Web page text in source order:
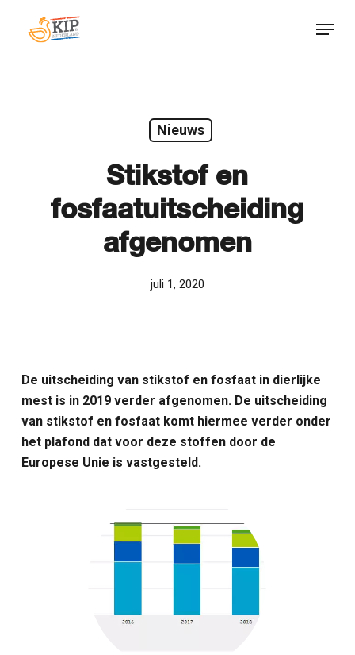
Menu
Nieuws
Stikstof en
fosfaatuitscheiding
afgenomen
juli 1, 2020
De uitscheiding van stikstof en fosfaat in dierlijke
mest is in 2019 verder afgenomen. De uitscheiding
van stikstof en fosfaat komt hiermee verder onder
het plafond dat voor deze stoffen door de
Europese Unie is vastgesteld.